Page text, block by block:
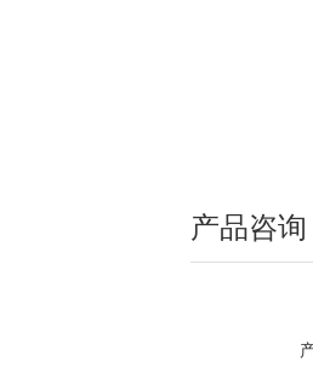
产品咨询